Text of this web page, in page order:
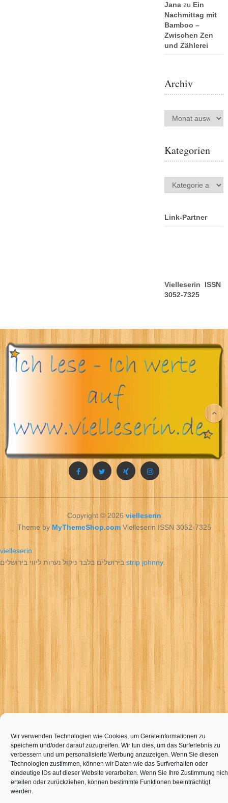
Janazu Ein
Nachmittag mit
Bamboo –
Zwischen Zen
und Zählerei
Archiv
Archiv
Kategorien
Kategorien
Link-Partner
Vielleserin ISSN
3052-7325
Copyright © 2026vielleserin
Theme by MyThemeShop.comVielleserin ISSN 3052-7325
vielleserin
Wir verwenden Technologien wie Cookies, um Geräteinformationen zu
speichern und/oder darauf zuzugreifen. Wir tun dies, um das Surferlebnis zu
verbessern und um personalisierte Werbung anzuzeigen. Wenn Sie diesen
Technologien zustimmen, können wir Daten wie das Surfverhalten oder
eindeutige IDs auf dieser Website verarbeiten. Wenn Sie Ihre Zustimmung
erteilen oder zurückziehen, können bestimmte Funktionen beeinträchtigt
werden.
בירושלים בלבד ניקול נערות ליווי בירושליםstrip johnny.